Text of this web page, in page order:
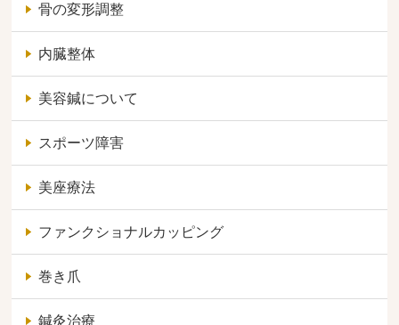
骨の変形調整
内臓整体
美容鍼について
スポーツ障害
美座療法
ファンクショナルカッピング
巻き爪
鍼灸治療